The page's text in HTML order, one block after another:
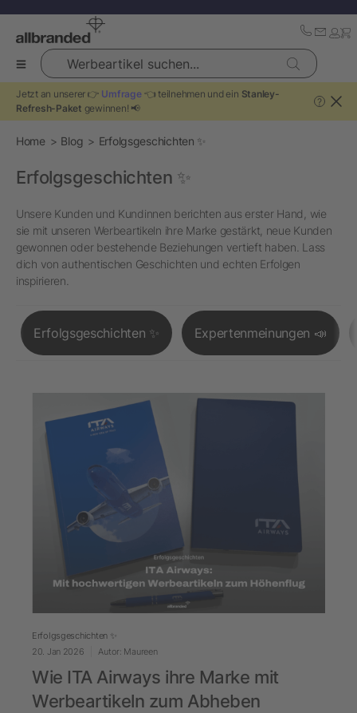
Werbeartikel suchen...
Jetzt an unserer 👉 Umfrage👈 teilnehmen und ein Stanley-
Refresh-Paket gewinnen! 📢
?
Home Blog Erfolgsgeschichten ✨
Erfolgsgeschichten ✨
Unsere Kunden und Kundinnen berichten aus erster Hand, wie
sie mit unseren Werbeartikeln ihre Marke gestärkt, neue Kunden
gewonnen oder bestehende Beziehungen vertieft haben. Lass
dich von authentischen Geschichten und echten Erfolgen
inspirieren.
Erfolgsgeschichten ✨ Expertenmeinungen 📣
Erfolgsgeschichten ✨
20. Jan 2026
Autor: Maureen
Wie ITA Airways ihre Marke mit
Werbeartikeln zum Abheben